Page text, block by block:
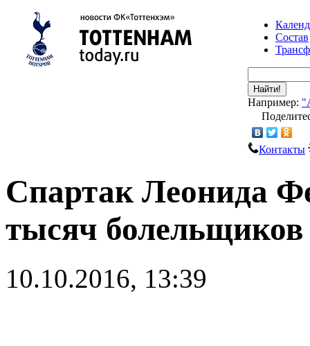
Состав
Найти!
Например:
Контакты
Спартак Леонида
тысяч
10.10.2016, 13:39